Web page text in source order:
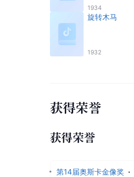
1934
旋转木马
1932
获得荣誉
获得荣誉
第14届奥斯卡金像奖 ·